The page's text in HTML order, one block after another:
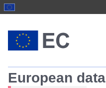
European data